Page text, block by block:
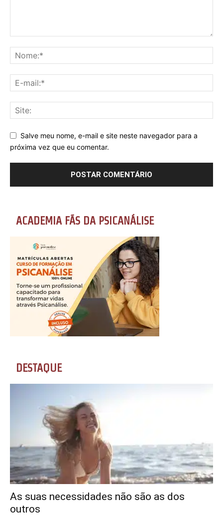
Salve meu nome, e-mail e site neste navegador para a
próxima vez que eu comentar.
ACADEMIA FÃS DA PSICANÁLISE
DESTAQUE
As suas necessidades não são as dos
outros